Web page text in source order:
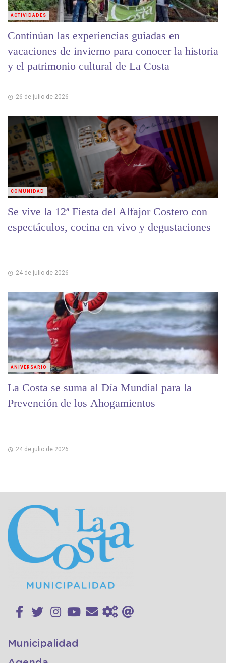
Continúan las experiencias guiadas en
vacaciones de invierno para conocer la historia
y el patrimonio cultural de La Costa
26 de julio de 2026
ACTIVIDADES
Se vive la 12ª Fiesta del Alfajor Costero con
espectáculos, cocina en vivo y degustaciones
24 de julio de 2026
COMUNIDAD
La Costa se suma al Día Mundial para la
Prevención de los Ahogamientos
24 de julio de 2026
ANIVERSARIO
Municipalidad